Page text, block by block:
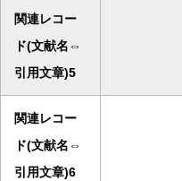
関連レコー
ド(文献名⇔
引用文章)5
関連レコー
ド(文献名⇔
引用文章)6